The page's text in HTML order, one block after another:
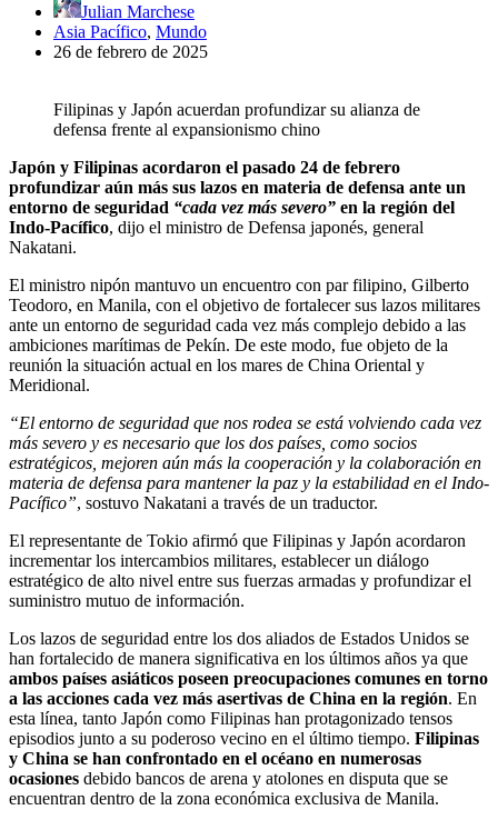
Julian Marchese
Asia Pacífico, Mundo
26 de febrero de 2025
Filipinas y Japón acuerdan profundizar su alianza de
defensa frente al expansionismo chino
Japón y Filipinas acordaron el pasado 24 de febrero
profundizar aún más sus lazos en materia de defensa ante un
entorno de seguridad “cada vez más severo” en la región del
Indo-Pacífico, dijo el ministro de Defensa japonés, general
Nakatani.
El ministro nipón mantuvo un encuentro con par filipino, Gilberto
Teodoro, en Manila, con el objetivo de fortalecer sus lazos militares
ante un entorno de seguridad cada vez más complejo debido a las
ambiciones marítimas de Pekín. De este modo, fue objeto de la
reunión la situación actual en los mares de China Oriental y
Meridional.
“El entorno de seguridad que nos rodea se está volviendo cada vez
más severo y es necesario que los dos países, como socios
estratégicos, mejoren aún más la cooperación y la colaboración en
materia de defensa para mantener la paz y la estabilidad en el Indo-
Pacífico”, sostuvo Nakatani a través de un traductor.
El representante de Tokio afirmó que Filipinas y Japón acordaron
incrementar los intercambios militares, establecer un diálogo
estratégico de alto nivel entre sus fuerzas armadas y profundizar el
suministro mutuo de información.
Los lazos de seguridad entre los dos aliados de Estados Unidos se
han fortalecido de manera significativa en los últimos años ya que
ambos países asiáticos poseen preocupaciones comunes en torno
a las acciones cada vez más asertivas de China en la región. En
esta línea, tanto Japón como Filipinas han protagonizado tensos
episodios junto a su poderoso vecino en el último tiempo. Filipinas
y China se han confrontado en el océano en numerosas
ocasiones debido bancos de arena y atolones en disputa que se
encuentran dentro de la zona económica exclusiva de Manila.